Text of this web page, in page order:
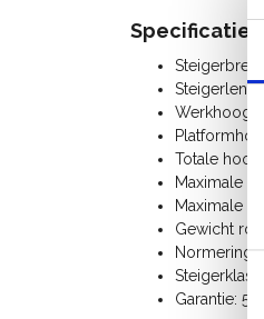
Specificaties:
Totale
Maximale
Maximale
Gewicht
Normering:
Garantie: 5